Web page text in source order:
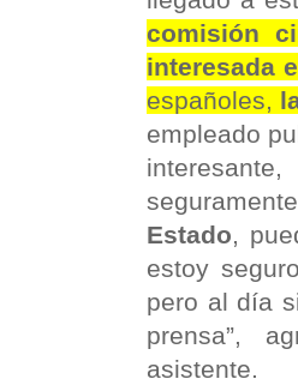
comisión
interesada
españoles,
empleado
Estado,
estoy
pero al día
prensa”,
asistente.